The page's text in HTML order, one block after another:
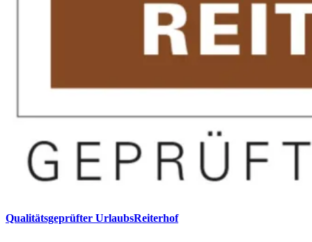
Qualitätsgeprüfter UrlaubsReiterhof